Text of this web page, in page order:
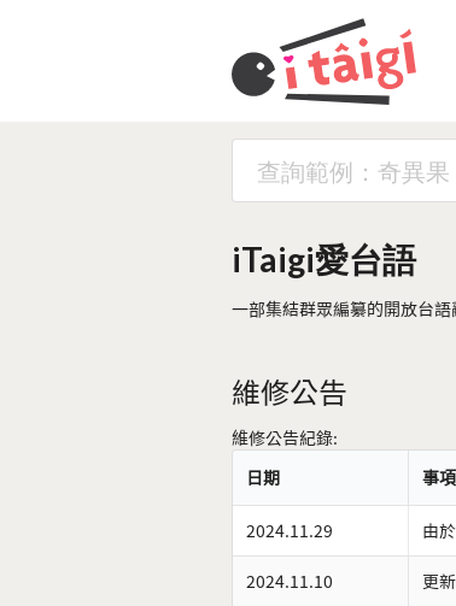
iTaigi愛台語
一部集結群眾編纂的開放台語
維修公告
維修公告紀錄:
日期
事項
2024.11.29 由
2024.11.10 更